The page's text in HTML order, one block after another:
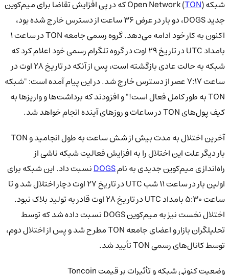
شبکه Open Network ( TON
) که در پی افزایش تقاضا برای میم‌کوین
جدید DOGS، دو بار در عرض ۳۶ ساعت از دسترس خارج شده بود،
اکنون به کار خود ادامه می‌دهد. گروه رسمی جامعه TON در ساعت ۱
بامداد UTC در تاریخ ۲۹ اوت در گروه تلگرام رسمی خود اعلام کرد که
شبکه به حالت عادی بازگشته است، پس از آنکه در تاریخ ۲۸ اوت در
ساعت ۷:۱۷ عصر از دسترس خارج شد. در این پیام آمده است: "شبکه
TON به طور کامل فعال است!" و افزودند که برداشت‌ها و واریزها به
کیف پول‌های TON در ساعات و روزهای آینده انجام خواهد شد.
آخرین اختلال به مدت بیش از شش ساعت به طول انجامید و TON
بار دیگر علت این اختلال را به افزایش فعالیت شبکه ناشی از
راه‌اندازی میم‌کوین جدیدی به نامDOGSنسبت داد. این شبکه برای
اولین بار در ساعت ۱۱ شب UTC در تاریخ ۲۷ اوت دچار اختلال شد و تا
ساعت ۵:۳۰ بامداد UTC در تاریخ ۲۸ اوت قادر به تولید بلاک نبود.
اختلال نخست نیز به میم‌کوین DOGS نسبت داده شد که توسط
تحلیلگران بازار و اعضای جامعه TON مطرح شد و پس از اختلال دوم،
توسط کانال‌های رسمی TON تأیید شد.
وضعیت کنونی شبکه و تأثیرات بر قیمت Toncoin